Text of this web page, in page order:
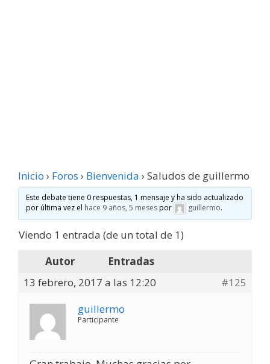
Inicio › Foros › Bienvenida › Saludos de guillermo
Este debate tiene 0 respuestas, 1 mensaje y ha sido actualizado
por última vez el hace 9 años, 5 mesespor guillermo.
Viendo 1 entrada (de un total de 1)
Autor
Entradas
13 febrero, 2017 a las 12:20
#125
guillermo
Participante